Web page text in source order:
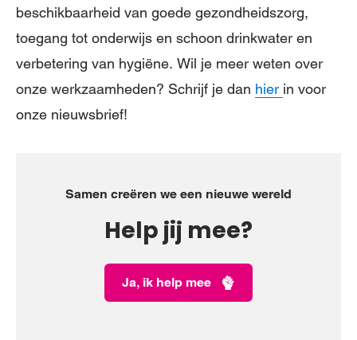
beschikbaarheid van goede gezondheidszorg,
toegang tot onderwijs en schoon drinkwater en
verbetering van hygiëne. Wil je meer weten over
onze werkzaamheden? Schrijf je dan hier in voor
onze nieuwsbrief!
Samen creëren we een nieuwe wereld
Help jij mee?
Ja, ik help mee